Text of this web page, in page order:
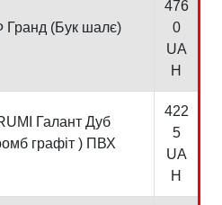
Гранд (Бук шалє)
476
0
UA
H
Галант Дуб
графіт ) ПВХ
422
5
UA
H